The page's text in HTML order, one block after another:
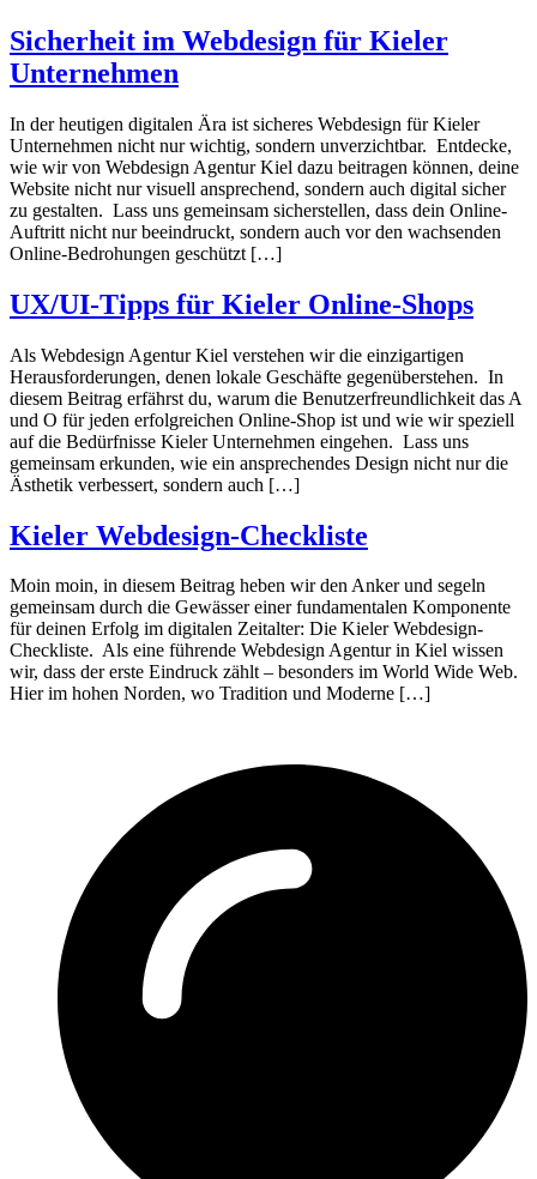
Sicherheit im Webdesign für Kieler
Unternehmen
In der heutigen digitalen Ära ist sicheres Webdesign für Kieler
Unternehmen nicht nur wichtig, sondern unverzichtbar. Entdecke,
wie wir von Webdesign Agentur Kiel dazu beitragen können, deine
Website nicht nur visuell ansprechend, sondern auch digital sicher
zu gestalten. Lass uns gemeinsam sicherstellen, dass dein Online-
Auftritt nicht nur beeindruckt, sondern auch vor den wachsenden
Online-Bedrohungen geschützt […]
UX/UI-Tipps für Kieler Online-Shops
Als Webdesign Agentur Kiel verstehen wir die einzigartigen
Herausforderungen, denen lokale Geschäfte gegenüberstehen. In
diesem Beitrag erfährst du, warum die Benutzerfreundlichkeit das A
und O für jeden erfolgreichen Online-Shop ist und wie wir speziell
auf die Bedürfnisse Kieler Unternehmen eingehen. Lass uns
gemeinsam erkunden, wie ein ansprechendes Design nicht nur die
Ästhetik verbessert, sondern auch […]
Kieler Webdesign-Checkliste
Moin moin, in diesem Beitrag heben wir den Anker und segeln
gemeinsam durch die Gewässer einer fundamentalen Komponente
für deinen Erfolg im digitalen Zeitalter: Die Kieler Webdesign-
Checkliste. Als eine führende Webdesign Agentur in Kiel wissen
wir, dass der erste Eindruck zählt – besonders im World Wide Web.
Hier im hohen Norden, wo Tradition und Moderne […]